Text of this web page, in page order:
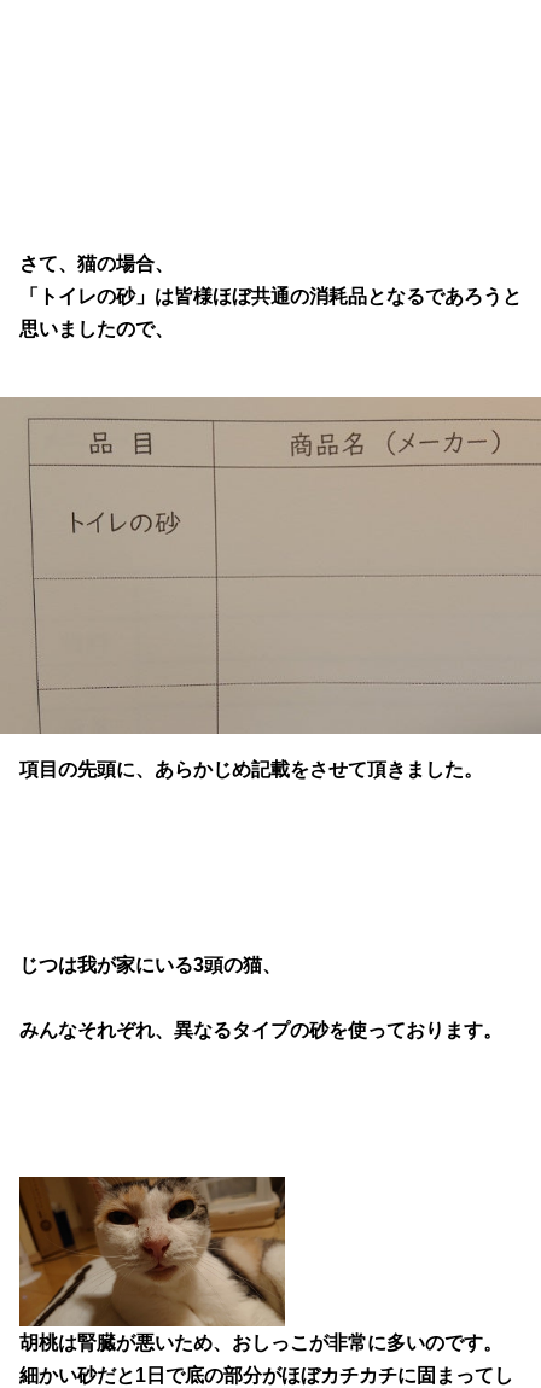
さて、猫の場合、
「トイレの砂」は皆様ほぼ共通の消耗品となるであろうと
思いましたので、
項目の先頭に、あらかじめ記載をさせて頂きました。
じつは我が家にいる3頭の猫、
みんなそれぞれ、異なるタイプの砂を使っております。
胡桃は腎臓が悪いため、おしっこが非常に多いのです。
細かい砂だと1日で底の部分がほぼカチカチに固まってし